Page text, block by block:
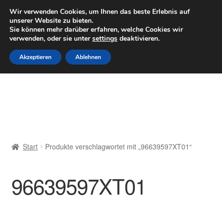
LIEFERUNG ab 6 EUR
Mo–Fr 9–16 Uhr · 0175 7465658
Zur
Navigation
springen
Zum
Inhalt
springen
Datenschutz-Bestimmungen
Start Produkte verschlagwortet mit „96639597XT01“
96639597XT01
Wir verwenden Cookies, um Ihnen das beste Erlebnis auf
unserer Website zu bieten.
Sie können mehr darüber erfahren, welche Cookies wir
verwenden, oder sie untersettings deaktivieren.
Akzeptieren Ablehnen